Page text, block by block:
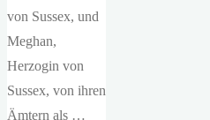
von Sussex, und
Meghan,
Herzogin von
Sussex, von ihren
Ämtern als …